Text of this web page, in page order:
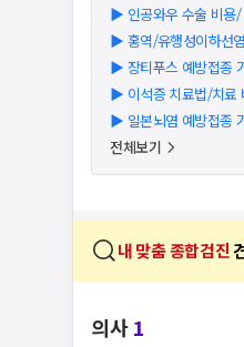
▶ 인공와우 수술 비용
▶ 홍역/유행성이하선
▶ 장티푸스 예방접종
▶ 이석증 치료법/치료
▶ 일본뇌염 예방접종
전체보기
내 맞춤 종합검진
의사1